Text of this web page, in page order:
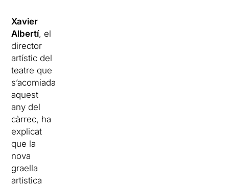
Xavier
Albertí, el
director
artístic del
teatre que
s’acomiada
aquest
any del
càrrec, ha
explicat
que la
nova
graella
artística